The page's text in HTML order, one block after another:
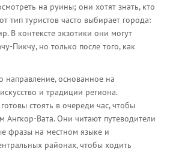
на руины; они хотят знать, кто
тип туристов часто выбирает города:
В контексте экзотики они могут
Пикчу, но только после того, как
направление, основанное на
и традиции региона.
стоять в очереди час, чтобы
Ангкор-Вата. Они читают путеводители
фразы на местном языке и
районах, чтобы ходить